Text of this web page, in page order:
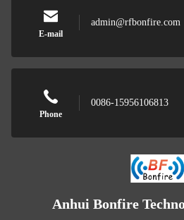
E-mail
admin@rfbonfire.com
Phone
0086-15956106813
Anhui Bonfire